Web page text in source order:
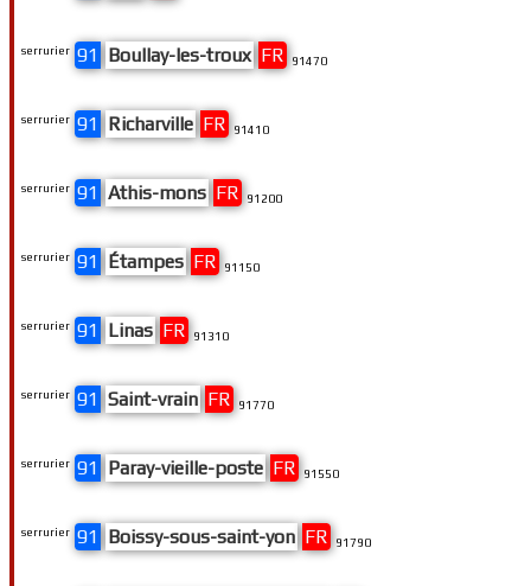
serrurier 91 Boissy-sous-saint-yon FR 91790
serrurier 91 Paray-vieille-poste FR 91550
serrurier 91 Saint-vrain FR 91770
serrurier 91 Linas FR 91310
serrurier 91 Étampes FR 91150
serrurier 91 Athis-mons FR 91200
serrurier 91 Richarville FR 91410
serrurier 91 Boullay-les-troux FR 91470